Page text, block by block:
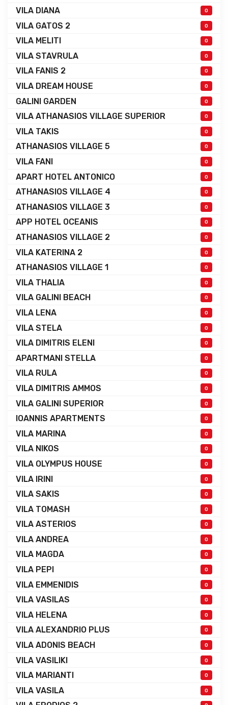
VILA DIANA
0
VILA GATOS 2 0
VILA MELITI 0
VILA STAVRULA 0
VILA FANIS 2 0
VILA DREAM HOUSE 0
GALINI GARDEN 0
VILA ATHANASIOS VILLAGE SUPERIOR 0
VILA TAKIS 0
ATHANASIOS VILLAGE 5 0
VILA FANI 0
APART HOTEL ANTONICO 0
ATHANASIOS VILLAGE 4 0
ATHANASIOS VILLAGE 3 0
APP HOTEL OCEANIS 0
ATHANASIOS VILLAGE 2 0
VILA KATERINA 2 0
ATHANASIOS VILLAGE 1 0
VILA THALIA 0
VILA GALINI BEACH 0
VILA LENA 0
VILA STELA 0
VILA DIMITRIS ELENI 0
APARTMANI STELLA 0
VILA RULA 0
VILA DIMITRIS AMMOS 0
VILA GALINI SUPERIOR 0
IOANNIS APARTMENTS 0
VILA MARINA 0
VILA NIKOS 0
VILA OLYMPUS HOUSE 0
VILA IRINI 0
VILA SAKIS 0
VILA TOMASH 0
VILA ASTERIOS 0
VILA ANDREA 0
VILA MAGDA 0
VILA PEPI 0
VILA EMMENIDIS 0
VILA VASILAS 0
VILA HELENA 0
VILA ALEXANDRIO PLUS 0
VILA ADONIS BEACH 0
VILA VASILIKI 0
VILA MARIANTI 0
VILA VASILA 0